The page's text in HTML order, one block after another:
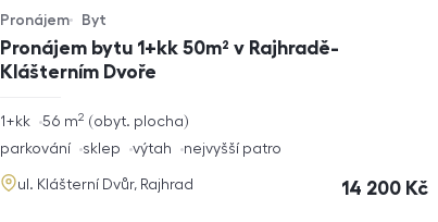
Pronájem bytu 1+kk 50m² v Rajhradě-
Klášterním Dvoře
Typ nabídky
Pronájem
Typ nemovitosti
Byt
rozměry
1+kk obyt. plocha
56 m2
funkce
parkování sklep výtah nejvyšší patro
adresa
ul. Klášterní Dvůr, Rajhrad cena
14 200 Kč